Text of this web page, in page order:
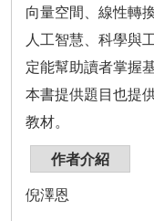
向量空間、線性轉
人工智慧、科學與
定能幫助讀者掌握
本書提供題目也提
教材。
作者介紹
倪澤恩